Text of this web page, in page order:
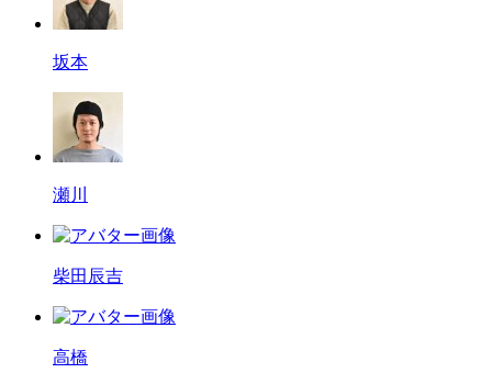
坂本
瀬川
柴田辰吉
高橋